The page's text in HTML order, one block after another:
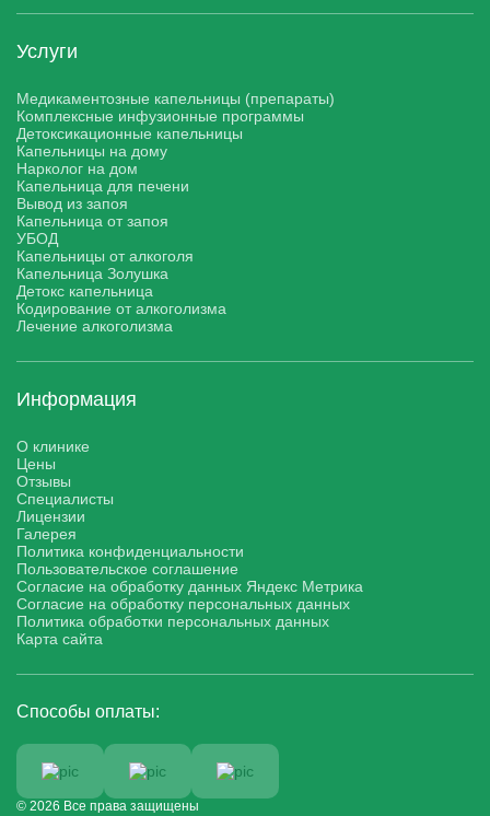
Услуги
Медикаментозные капельницы (препараты)
Комплексные инфузионные программы
Детоксикационные капельницы
Капельницы на дому
Нарколог на дом
Капельница для печени
Вывод из запоя
Капельница от запоя
УБОД
Капельницы от алкоголя
Капельница Золушка
Детокс капельница
Кодирование от алкоголизма
Лечение алкоголизма
Информация
О клинике
Цены
Отзывы
Специалисты
Лицензии
Галерея
Политика конфиденциальности
Пользовательское соглашение
Согласие на обработку данных Яндекс Метрика
Согласие на обработку персональных данных
Политика обработки персональных данных
Карта сайта
© 2026 Все права защищены
Способы оплаты: